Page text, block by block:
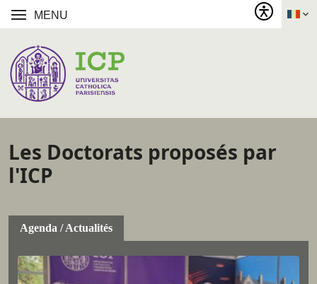
MENU
Les Doctorats proposés par
l'ICP
Agenda / Actualités